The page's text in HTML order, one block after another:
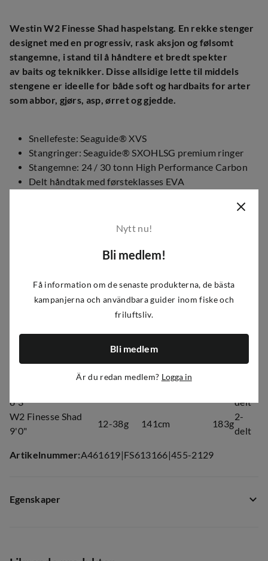
Westin W2 Finesse Shad haspelstang. En rekke stenger
designet med en progressiv, rask aksjon og følsomt
stangemne, i stand til å håndtere et bredt spekter
av baits og teknikker. Disse allsidige lette til middels
stengene er ideelle for både soft og hardbaits for arter
som abbor, gjørs, asp, ørret og gjedde.
Snellefeste: Seaguide® XVS
Stangringer: Seaguide® SXOHLSG premium ringer
Stangemne: 24 / 30 tonn High Performance Carbon
Delt håndtak med førsteklasses EVA
Med deres følsomme følelse forbedres
hugggjenkjenningen, men den raske aksjonen gir kraften
til å sette kroken i den benete munnen til predatorfisk. Et
dekke et bredt spekter av forskjellige fisketeknikker.
KastevektTransportlengde
10-28g 116cm 142g
12-38g 119cm 152g
8'3"
delt
W2 Finesse Shad
9'0"
12-38g 141cm 183g
2-
delt
Artikelnummer:A461619|FS613166|455-2129
Egenskaper
Nytt nu!
Bli medlem!
Få information om de senaste produkterna, de bästa
kampanjerna och användbara guider inom fiske och
friluftsliv.
Bli medlem
Är du redan medlem? Logga in